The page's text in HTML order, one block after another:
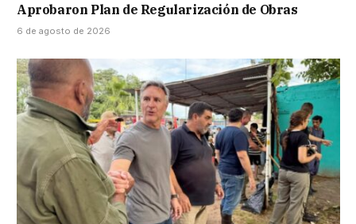
Aprobaron Plan de Regularización de Obras
6 de agosto de 2026